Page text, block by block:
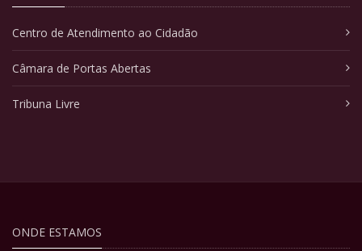
Centro de Atendimento ao Cidadão
Câmara de Portas Abertas
Tribuna Livre
ONDE ESTAMOS